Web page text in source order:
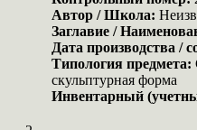
Автор / Школа:
Заглавие /
Дата производства /
Типология предмета:
скульптурная форма
Инвентарный